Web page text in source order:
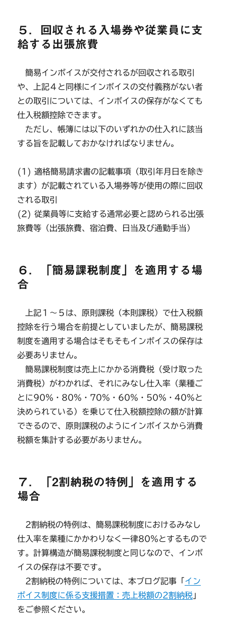
５．回収される入場券や従業員に支
給する出張旅費
簡易インボイスが交付されるが回収される取引
や、上記４と同様にインボイスの交付義務がない者
との取引については、インボイスの保存がなくても
仕入税額控除できます。
ただし、帳簿には以下のいずれかの仕入れに該当
する旨を記載しておかなければなりません。
(1) 適格簡易請求書の記載事項（取引年月日を除き
ます）が記載されている入場券等が使用の際に回収
される取引
(2) 従業員等に支給する通常必要と認められる出張
旅費等（出張旅費、宿泊費、日当及び通勤手当）
６．「簡易課税制度」を適用する場
合
上記１～５は、原則課税（本則課税）で仕入税額
控除を行う場合を前提としていましたが、簡易課税
制度を適用する場合はそもそもインボイスの保存は
必要ありません。
簡易課税制度は売上にかかる消費税（受け取った
消費税）がわかれば、それにみなし仕入率（業種ご
とに90％・80％・70％・60％・50％・40％と
決められている）を乗じて仕入税額控除の額が計算
できるので、原則課税のようにインボイスから消費
税額を集計する必要がありません。
７．「2割納税の特例」を適用する
場合
2割納税の特例は、簡易課税制度におけるみなし
仕入率を業種にかかわりなく一律80％とするもので
す。計算構造が簡易課税制度と同じなので、インボ
イスの保存は不要です。
2割納税の特例については、本ブログ記事「 イン
ボイス制度に係る支援措置：売上税額の2割納税 」
をご参照ください。